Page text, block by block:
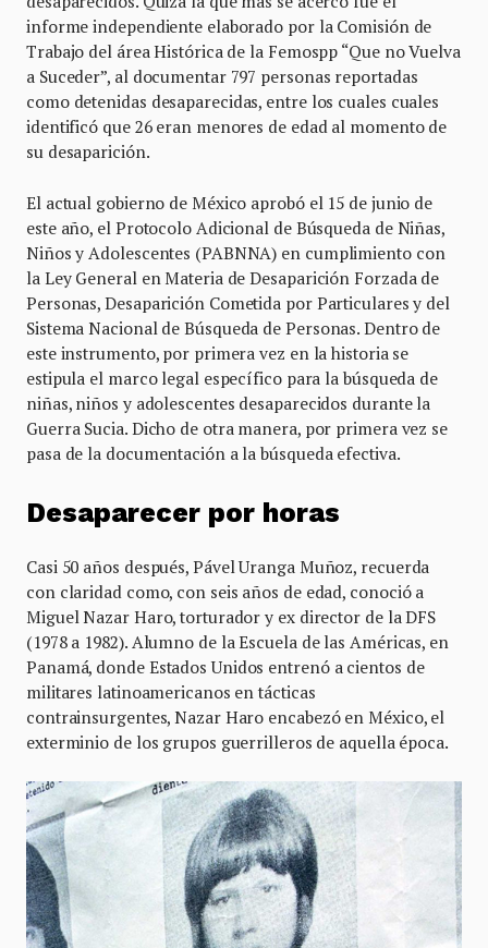
informe independiente elaborado por la Comisión de
Trabajo del área Histórica de la Femospp “Que no Vuelva
a Suceder”, al documentar 797 personas reportadas
como detenidas desaparecidas, entre los cuales cuales
identificó que 26 eran menores de edad al momento de
su desaparición.
El actual gobierno de México aprobó el 15 de junio de
este año, el Protocolo Adicional de Búsqueda de Niñas,
Niños y Adolescentes (PABNNA) en cumplimiento con
la Ley General en Materia de Desaparición Forzada de
Personas, Desaparición Cometida por Particulares y del
Sistema Nacional de Búsqueda de Personas. Dentro de
este instrumento, por primera vez en la historia se
estipula el marco legal específico para la búsqueda de
niñas, niños y adolescentes desaparecidos durante la
Guerra Sucia. Dicho de otra manera, por primera vez se
pasa de la documentación a la búsqueda efectiva.
Desaparecer por horas
Casi 50 años después, Pável Uranga Muñoz, recuerda
con claridad como, con seis años de edad, conoció a
Miguel Nazar Haro, torturador y ex director de la DFS
(1978 a 1982). Alumno de la Escuela de las Américas, en
Panamá, donde Estados Unidos entrenó a cientos de
militares latinoamericanos en tácticas
contrainsurgentes, Nazar Haro encabezó en México, el
exterminio de los grupos guerrilleros de aquella época.